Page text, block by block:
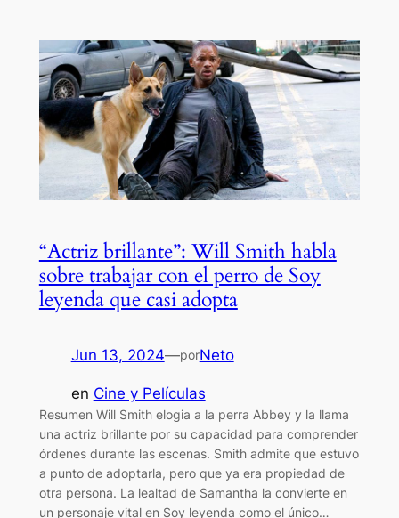
“Actriz brillante”: Will Smith habla
sobre trabajar con el perro de Soy
leyenda que casi adopta
Jun 13, 2024—porNeto
en Cine y Películas
Resumen Will Smith elogia a la perra Abbey y la llama
una actriz brillante por su capacidad para comprender
órdenes durante las escenas. Smith admite que estuvo
a punto de adoptarla, pero que ya era propiedad de
otra persona. La lealtad de Samantha la convierte en
un personaje vital en Soy leyenda como el único…